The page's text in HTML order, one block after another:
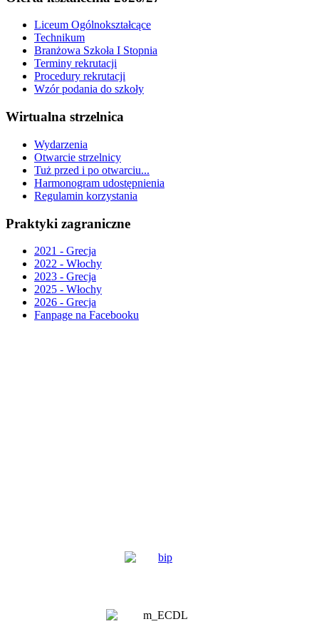
Liceum Ogólnokształcące
Technikum
Branżowa Szkoła I Stopnia
Terminy rekrutacji
Procedury rekrutacji
Wzór podania do szkoły
Wirtualna strzelnica
Wydarzenia
Otwarcie strzelnicy
Tuż przed i po otwarciu...
Harmonogram udostępnienia
Regulamin korzystania
Praktyki zagraniczne
2021 - Grecja
2022 - Włochy
2023 - Grecja
2025 - Włochy
2026 - Grecja
Fanpage na Facebooku